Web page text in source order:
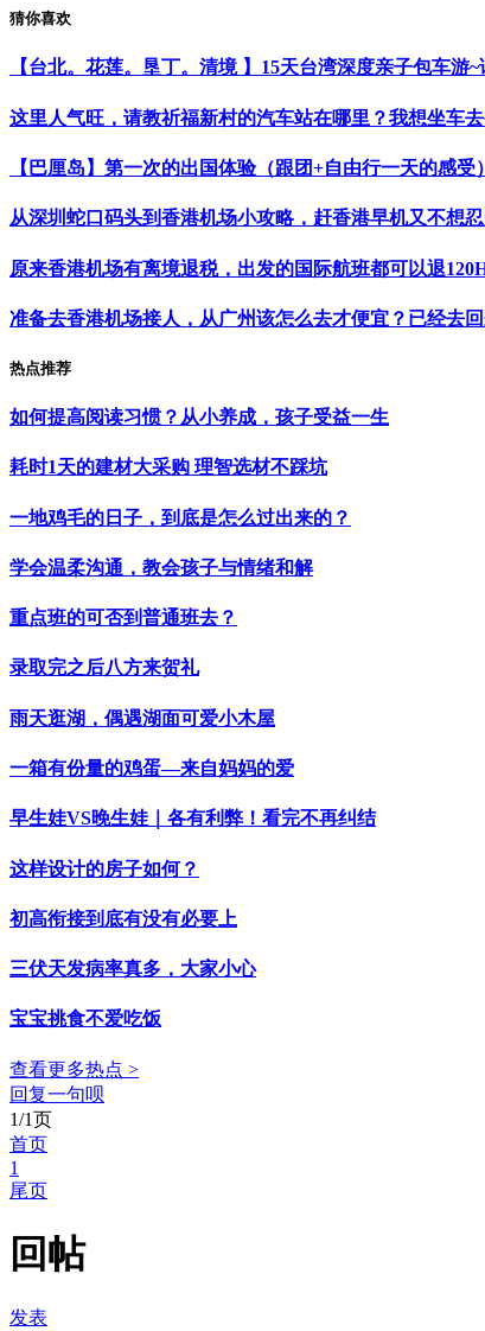
猜你喜欢
【台北。花莲。垦丁。清境 】15天台湾深度亲子包车游~
这里人气旺，请教祈福新村的汽车站在哪里？我想坐车去
【巴厘岛】第一次的出国体验（跟团+自由行一天的感受）
从深圳蛇口码头到香港机场小攻略，赶香港早机又不想
原来香港机场有离境退税，出发的国际航班都可以退
准备去香港机场接人，从广州该怎么去才便宜？已经去
热点推荐
如何提高阅读习惯？从小养成，孩子受益一生
耗时1天的建材大采购 理智选材不踩坑
一地鸡毛的日子，到底是怎么过出来的？
学会温柔沟通，教会孩子与情绪和解
重点班的可否到普通班去？
录取完之后八方来贺礼
雨天逛湖，偶遇湖面可爱小木屋
一箱有份量的鸡蛋—来自妈妈的爱
早生娃VS晚生娃｜各有利弊！看完不再纠结
这样设计的房子如何？
初高衔接到底有没有必要上
三伏天发病率真多，大家小心
宝宝挑食不爱吃饭
查看更多热点 >
回复一句呗
1/1页
首页
1
尾页
回帖
发表